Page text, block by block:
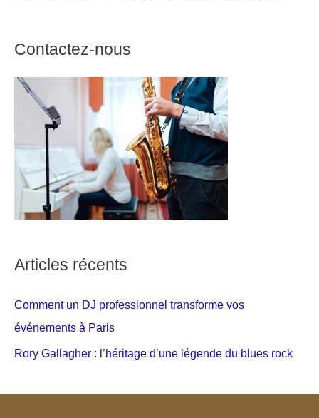
Contactez-nous
Articles récents
Comment un DJ professionnel transforme vos
événements à Paris
Rory Gallagher : l’héritage d’une légende du blues rock